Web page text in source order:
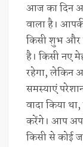
आज का दिन
वाला है।
किसी शुभ और
है। किसी नए
रहेगा, लेकिन
समस्याएं
वादा किया
करेंगे। आप
किसी से कोई